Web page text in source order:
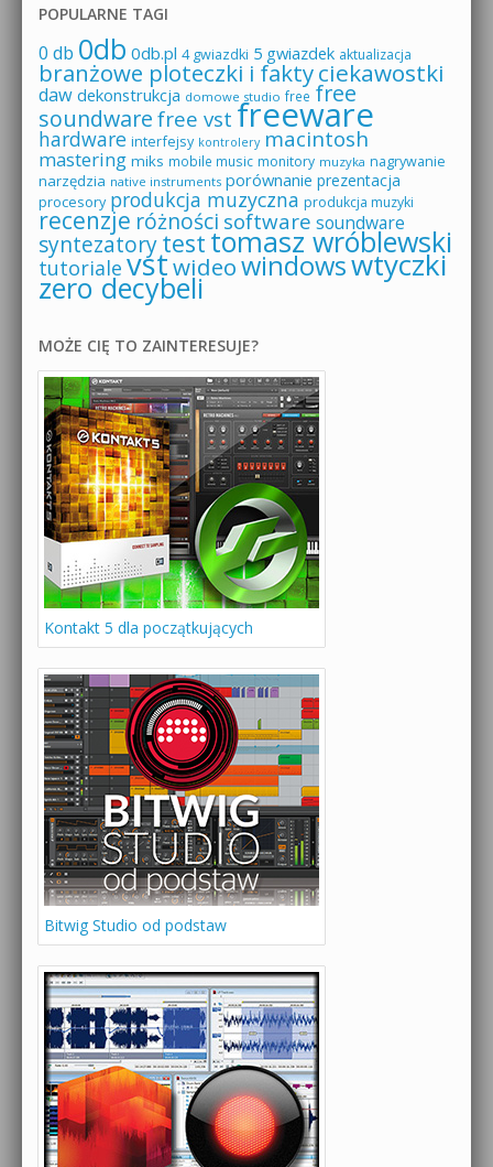
POPULARNE TAGI
0 db 0db 0db.pl 4 gwiazdki 5 gwiazdek aktualizacja
branżowe ploteczki i faktyciekawostki
daw dekonstrukcja domowe studio free free
soundware free vst freeware
hardware interfejsy kontrolery macintosh
mastering miks mobile music monitory muzyka nagrywanie
narzędzia native instruments porównanie prezentacja
procesory produkcja muzyczna produkcja muzyki
recenzje różności software soundware
syntezatorytesttomasz wróblewski
tutoriale vstwideowindowswtyczki
zero decybeli
MOŻE CIĘ TO ZAINTERESUJE?
Kontakt 5 dla początkujących
Bitwig Studio od podstaw